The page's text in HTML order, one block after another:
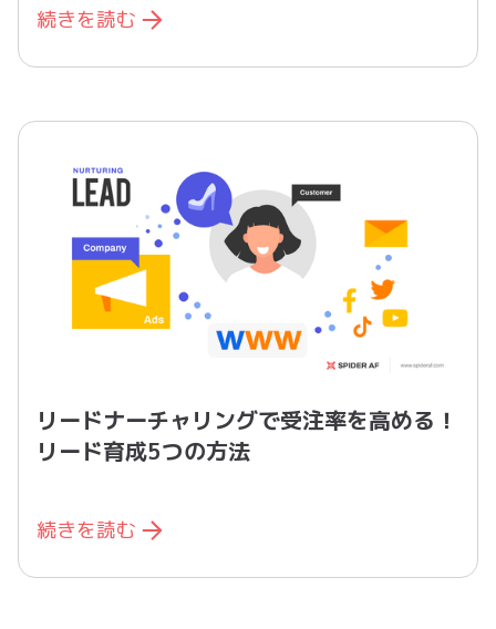
続きを読む
リードナーチャリングで受注率を高める！
リード育成5つの方法
続きを読む